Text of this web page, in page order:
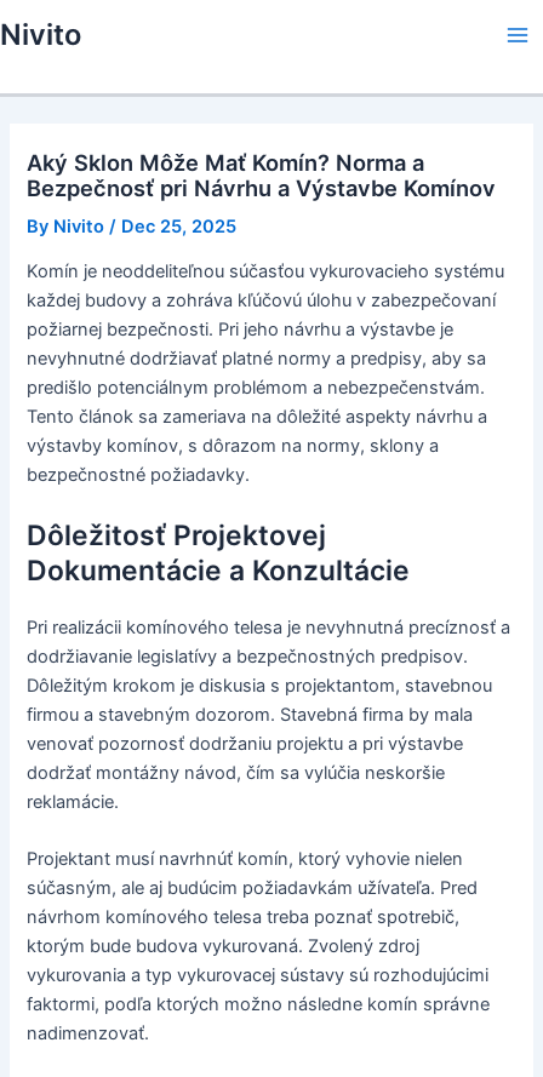
to
Nivito
Aký Sklon Môže Mať Komín? Norma a
Bezpečnosť pri Návrhu a Výstavbe Komínov
By Nivito / Dec 25, 2025
Komín je neoddeliteľnou súčasťou vykurovacieho systému
každej budovy a zohráva kľúčovú úlohu v zabezpečovaní
požiarnej bezpečnosti. Pri jeho návrhu a výstavbe je
nevyhnutné dodržiavať platné normy a predpisy, aby sa
predišlo potenciálnym problémom a nebezpečenstvám.
Tento článok sa zameriava na dôležité aspekty návrhu a
výstavby komínov, s dôrazom na normy, sklony a
bezpečnostné požiadavky.
Dôležitosť Projektovej
Dokumentácie a Konzultácie
Pri realizácii komínového telesa je nevyhnutná precíznosť a
dodržiavanie legislatívy a bezpečnostných predpisov.
Dôležitým krokom je diskusia s projektantom, stavebnou
firmou a stavebným dozorom. Stavebná firma by mala
venovať pozornosť dodržaniu projektu a pri výstavbe
dodržať montážny návod, čím sa vylúčia neskoršie
reklamácie.
Projektant musí navrhnúť komín, ktorý vyhovie nielen
súčasným, ale aj budúcim požiadavkám užívateľa. Pred
návrhom komínového telesa treba poznať spotrebič,
ktorým bude budova vykurovaná. Zvolený zdroj
vykurovania a typ vykurovacej sústavy sú rozhodujúcimi
faktormi, podľa ktorých možno následne komín správne
nadimenzovať.